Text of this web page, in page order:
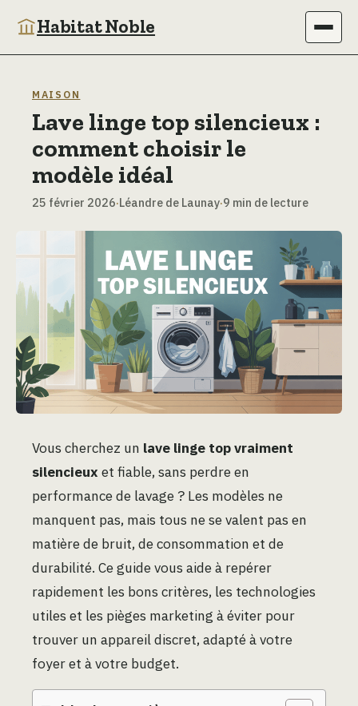
Habitat Noble
Maison
Jardinage
Déco
MAISON
Lave linge top silencieux :
comment choisir le
modèle idéal
25 février 2026·Léandre de Launay·9 min de lecture
Vous cherchez un lave linge top vraiment
silencieux et fiable, sans perdre en
performance de lavage ? Les modèles ne
manquent pas, mais tous ne se valent pas en
matière de bruit, de consommation et de
durabilité. Ce guide vous aide à repérer
rapidement les bons critères, les technologies
utiles et les pièges marketing à éviter pour
trouver un appareil discret, adapté à votre
foyer et à votre budget.